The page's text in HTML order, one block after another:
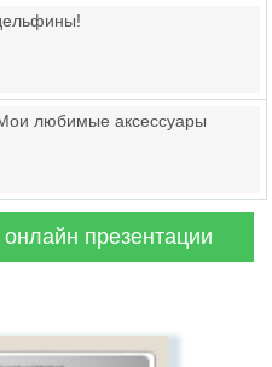
любимые аксессуары
презентации